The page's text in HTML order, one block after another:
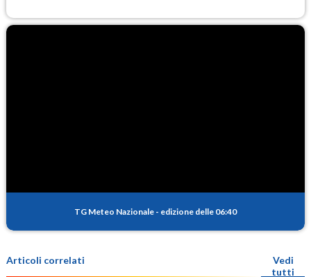
TG Meteo Nazionale - edizione delle 06:40
Articoli correlati
Vedi
tutti